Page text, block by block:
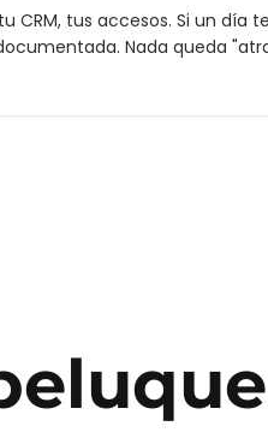
CRM, tus accesos. Si un día
Nada queda